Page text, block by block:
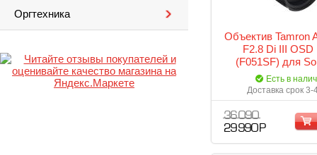
Оргтехника
Объектив Tamron
F2.8 Di III OSD
(F051SF) для
mount
Есть в
Доставка срок 3-
36 090
29 990 Р